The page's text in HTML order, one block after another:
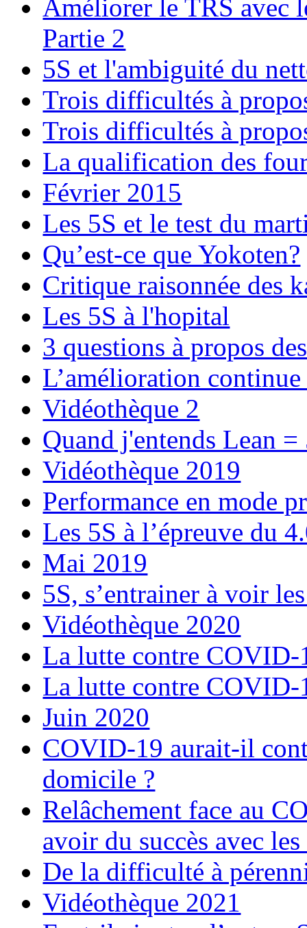
Améliorer le TRS avec
Partie 2
5S et l'ambiguité du
Trois difficultés à
Trois difficultés à
La qualification des
Février 2015
Les 5S et le test du
Qu’est-ce que Yokoten?
Critique raisonnée des
Les 5S à l'hopital
3 questions à propos
L’amélioration
Vidéothèque 2
Quand j'entends Lean =
Vidéothèque 2019
Performance en mode
Les 5S à l’épreuve du
Mai 2019
5S, s’entrainer à voir
Vidéothèque 2020
La lutte contre COVID-
La lutte contre COVID-
Juin 2020
COVID-19 aurait-il
domicile ?
Relâchement face au
avoir du succès avec les
De la difficulté à
Vidéothèque 2021